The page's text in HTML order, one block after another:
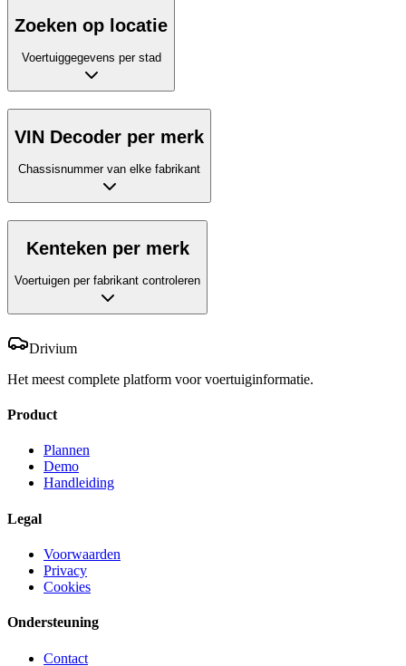
Zoeken op locatie
Voertuiggegevens per stad
VIN Decoder per merk
Chassisnummer van elke fabrikant
Kenteken per merk
Voertuigen per fabrikant controleren
Drivium
Het meest complete platform voor voertuiginformatie.
Product
Plannen
Demo
Handleiding
Legal
Voorwaarden
Privacy
Cookies
Ondersteuning
Contact